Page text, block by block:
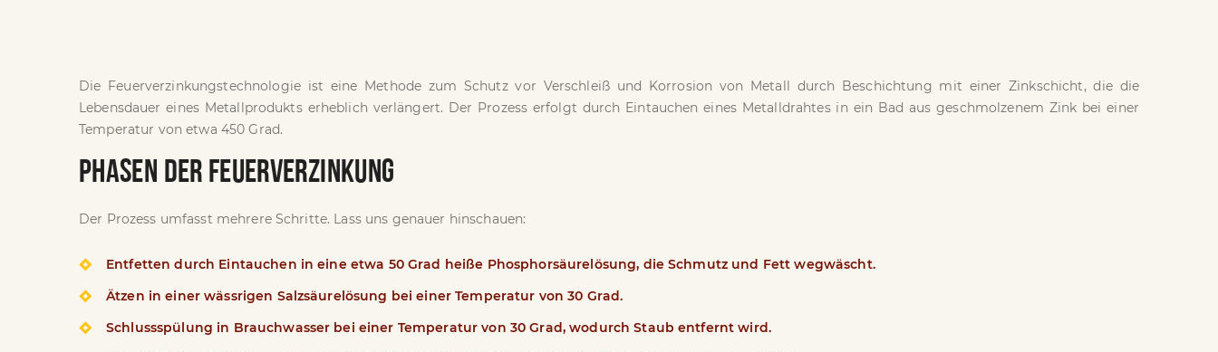
Die Feuerverzinkungstechnologie ist eine Methode zum Schutz vor Verschleiß und Korrosion von Metall durch Beschichtung mit einer Zinkschicht, die die
Lebensdauer eines Metallprodukts erheblich verlängert. Der Prozess erfolgt durch Eintauchen eines Metalldrahtes in ein Bad aus geschmolzenem Zink bei einer
Temperatur von etwa 450 Grad.
PHASEN DER FEUERVERZINKUNG
Der Prozess umfasst mehrere Schritte. Lass uns genauer hinschauen:
Entfetten durch Eintauchen in eine etwa 50 Grad heiße Phosphorsäurelösung, die Schmutz und Fett wegwäscht.
Ätzen in einer wässrigen Salzsäurelösung bei einer Temperatur von 30 Grad.
Schlussspülung in Brauchwasser bei einer Temperatur von 30 Grad, wodurch Staub entfernt wird.